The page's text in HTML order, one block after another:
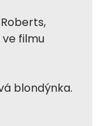
ve filmu
blondýnka.